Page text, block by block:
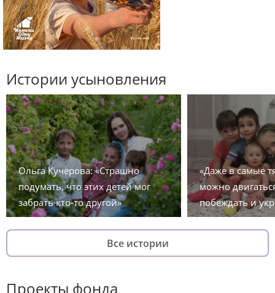
Истории усыновления
Ольга Кучерова: «Страшно
подумать, что этих детей мог
забрать кто-то другой»
«Даже в самые
можно
побеждать и
Все истории
Проекты фонда